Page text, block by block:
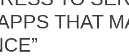
THAT